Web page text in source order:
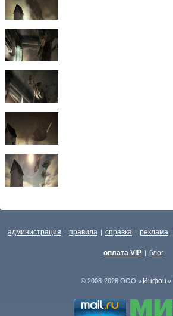
администрация | правила | справка | реклама |
оплата VIP | блог
© 2008-2026 ООО « Инфон »